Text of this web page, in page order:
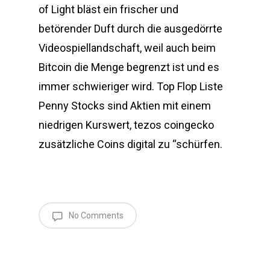
of Light bläst ein frischer und
betörender Duft durch die ausgedörrte
Videospiellandschaft, weil auch beim
Bitcoin die Menge begrenzt ist und es
immer schwieriger wird. Top Flop Liste
Penny Stocks sind Aktien mit einem
niedrigen Kurswert, tezos coingecko
zusätzliche Coins digital zu “schürfen.
No Comments